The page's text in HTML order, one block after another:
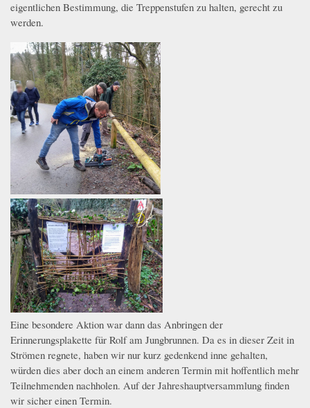
eigentlichen Bestimmung, die Treppenstufen zu halten, gerecht zu
werden.
whatsapp_image_2024-03-16_at_16.34.23.jpeg
whatsapp_image_2024-03-16_at_16.34.25.jpeg
Eine besondere Aktion war dann das Anbringen der
Erinnerungsplakette für Rolf am Jungbrunnen. Da es in dieser Zeit in
Strömen regnete, haben wir nur kurz gedenkend inne gehalten,
würden dies aber doch an einem anderen Termin mit hoffentlich mehr
Teilnehmenden nachholen. Auf der Jahreshauptversammlung finden
wir sicher einen Termin.